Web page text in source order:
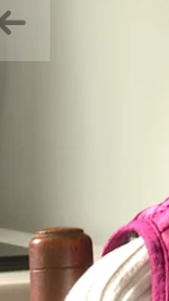
Précedent